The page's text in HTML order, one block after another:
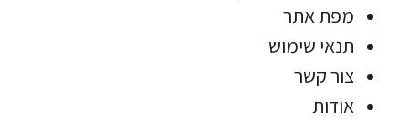
מפת אתר
תנאי שימוש
צור קשר
אודות